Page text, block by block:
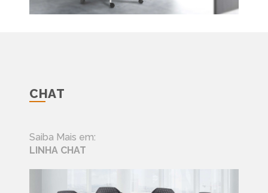
CHAT
Saiba Mais em:
LINHA CHAT